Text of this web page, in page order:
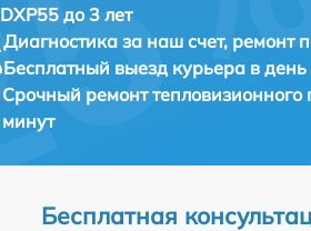
DXP55 до 3 лет
Диагностика за наш счет, ремонт
Бесплатный выезд курьера в
Срочный ремонт
минут
Бесплатная